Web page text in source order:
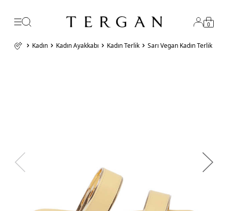
0
Kadın Kadın Ayakkabı Kadın Terlik Sarı Vegan Kadın Terlik -